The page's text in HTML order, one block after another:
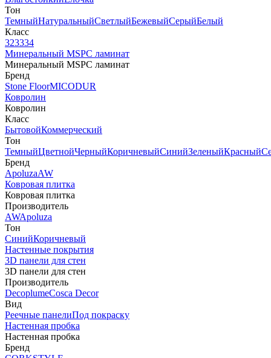
Тон
ТемныйНатуральныйСветлыйБежевыйСерыйБелый
Класс
323334
Минеральный MSPC ламинат
Минеральный MSPC ламинат
Бренд
Stone FloorMICODUR
Ковролин
Ковролин
Класс
БытовойКоммерческий
Тон
ТемныйЦветнойЧерныйКоричневыйСинийЗеленыйКрасный
Бренд
ApoluzaAW
Ковровая плитка
Ковровая плитка
Производитель
AWApoluza
Тон
СинийКоричневый
Настенные покрытия
3D панели для стен
3D панели для стен
Производитель
DecoplumeCosca Decor
Вид
Реечные панелиПод покраску
Настенная пробка
Настенная пробка
Бренд